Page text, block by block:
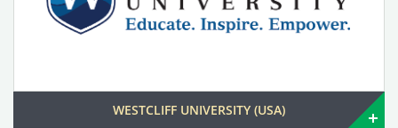
WESTCLIFF UNIVERSITY (USA)